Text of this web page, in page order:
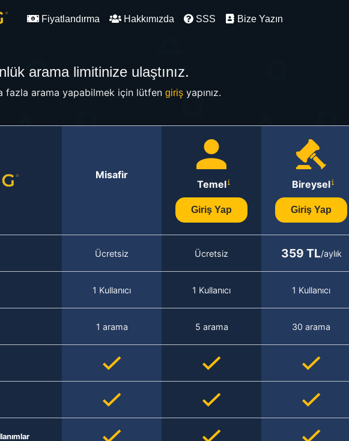
Fiyatlandırma Hakkımızda SSS Bize Yazın
arama limitinize ulaştınız.
fazla arama yapabilmek için lütfen girişyapınız.
Misafir
Temel
Giriş Yap
Bireysel
Giriş Yap
Ücretsiz Ücretsiz 359 TL/aylık
1 Kullanıcı 1 Kullanıcı 1 Kullanıcı
1 arama 5 arama 30 arama